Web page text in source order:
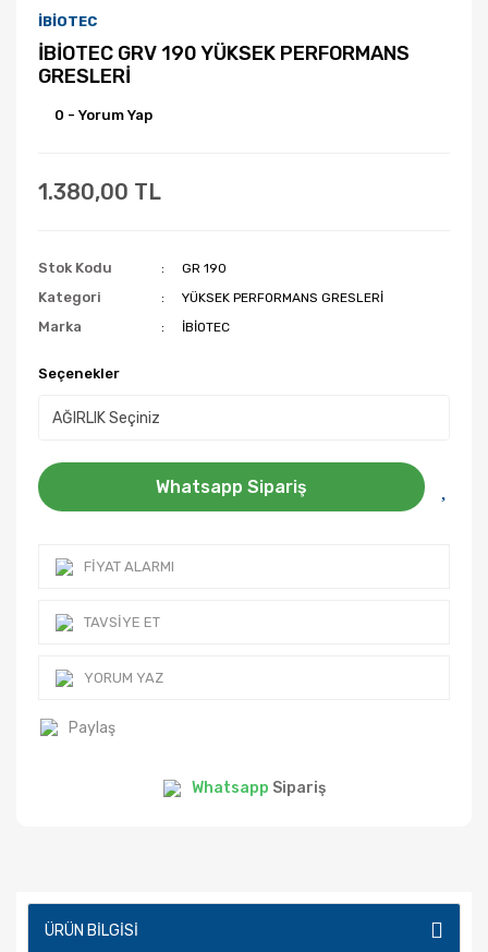
İBİOTEC
İBİOTEC GRV 190 YÜKSEK PERFORMANS
GRESLERİ
0 - Yorum Yap
1.380,00 TL
Stok Kodu GR 190
Kategori YÜKSEK PERFORMANS GRESLERİ
Marka İBİOTEC
Seçenekler
Whatsapp Sipariş
FIYAT ALARMI
TAVSIYE ET
YORUM YAZ
Paylaş
Whatsapp Sipariş
ÜRÜN BILGISI